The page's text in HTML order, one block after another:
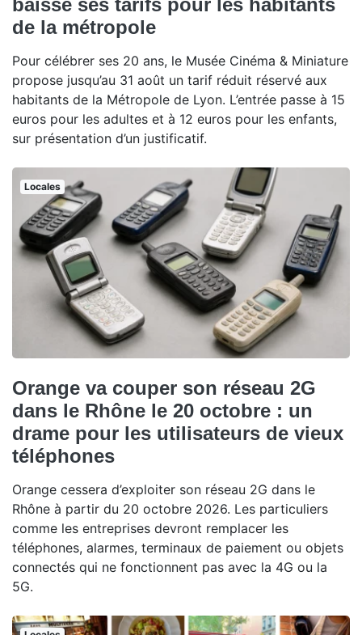
baisse ses tarifs pour les habitants
de la métropole
Pour célébrer ses 20 ans, le Musée Cinéma & Miniature
propose jusqu’au 31 août un tarif réduit réservé aux
habitants de la Métropole de Lyon. L’entrée passe à 15
euros pour les adultes et à 12 euros pour les enfants,
sur présentation d’un justificatif.
Locales
Orange va couper son réseau 2G
dans le Rhône le 20 octobre : un
drame pour les utilisateurs de vieux
téléphones
Orange cessera d’exploiter son réseau 2G dans le
Rhône à partir du 20 octobre 2026. Les particuliers
comme les entreprises devront remplacer les
téléphones, alarmes, terminaux de paiement ou objets
connectés qui ne fonctionnent pas avec la 4G ou la
5G.